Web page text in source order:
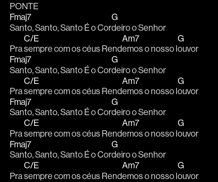
PONTE
Fmaj7
Santo, Santo, Santo É o Cor
G
deiro o Senhor
Pra
C/E
sempre com os céus Rend
Am7
emos o nosso l
G
ouvor
Fmaj7
Santo, Santo, Santo É o Cor
G
deiro o Senhor
Pra
C/E
sempre com os céus Rend
Am7
emos o nosso l
G
ouvor
Fmaj7
Santo, Santo, Santo É o Cor
G
deiro o Senhor
Pra
C/E
sempre com os céus Rend
Am7
emos o nosso l
G
ouvor
Fmaj7
Santo, Santo, Santo É o Cor
G
deiro o Senhor
Pra
C/E
sempre com os céus Rend
Am7
emos o nosso l
G
ouvor